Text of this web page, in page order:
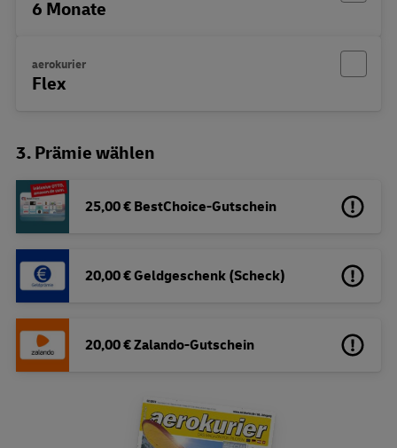
6 Monate
aerokurier
Flex
3. Prämie wählen
25,00 € BestChoice-Gutschein
20,00 € Geldgeschenk (Scheck)
20,00 € Zalando-Gutschein